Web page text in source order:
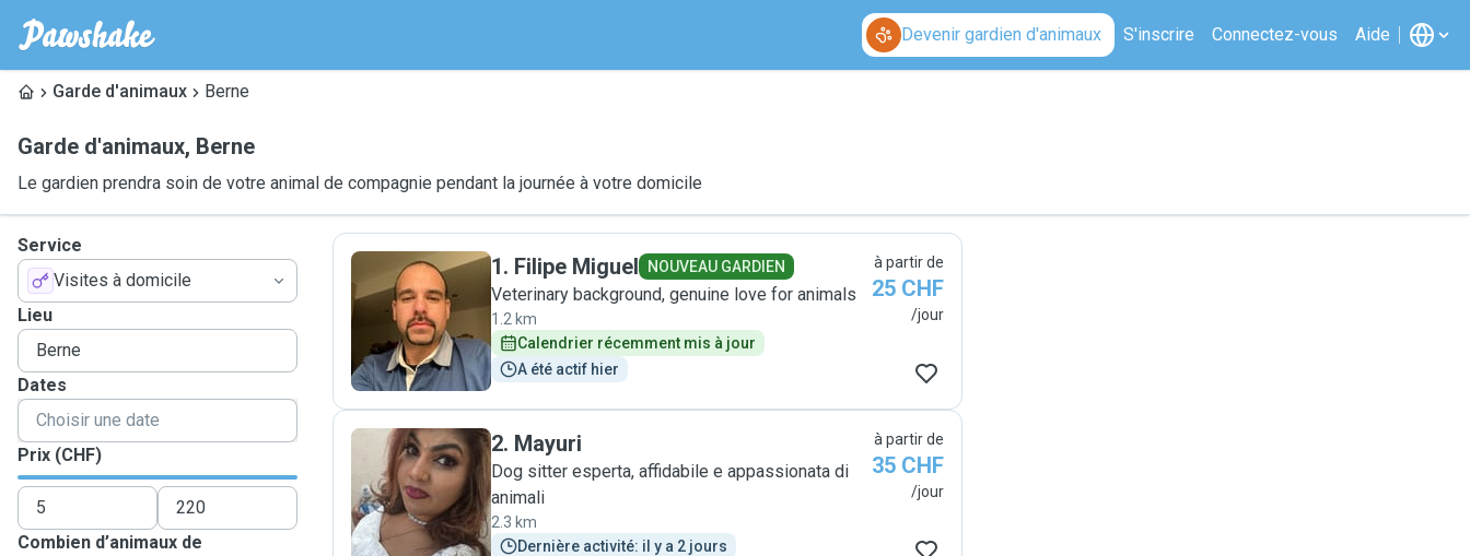
Devenir gardien d'animaux S'inscrire Connectez-vous Aide
Garde d'animaux Berne
Garde d'animaux, Berne
Le gardien prendra soin de votre animal de compagnie pendant la journée à votre domicile
Service
Visites à domicile
Lieu
Dates
Prix (CHF)
Combien d’animaux de
F
1. Filipe Miguel NOUVEAU GARDIEN
Veterinary background, genuine love for animals
1.2 km
Calendrier récemment mis à jour
A été actif hier
à partir de
25 CHF
/jour
M
2. Mayuri
Dog sitter esperta, affidabile e appassionata di
animali
2.3 km
Dernière activité: il y a 2 jours
à partir de
35 CHF
/jour